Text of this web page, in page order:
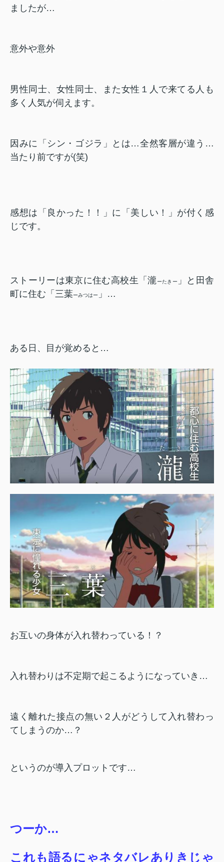
ましたが…
意外や意外
男性同士、女性同士、また女性１人で来てる人も
多く人気が伺えます。
因みに「シン・ゴジラ」とは…全然客層が違う…
当たり前ですが(笑)
感想は「良かった！！」に「美しい！」が付く感
じです。
ストーリーは東京に住む高校生「瀧 ーたきー
」と田舎
町に住む「三葉ーみつはー 」…
ある日、目が覚めると…
お互いの身体が入れ替わっている！？
入れ替わりは不定期で起こるようになっていき…
遠く離れた接点の無い２人がどうして入れ替わっ
てしまうのか…？
というのが導入プロットです…
つーか…
これも語るにゃネタバレありきじゃ